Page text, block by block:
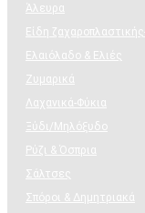
Άλευρα
Είδη
Ελαιόλαδο & Ελιές
Ζυμαρικά
Λαχανικά-Φύκια
Ξύδι/Μηλόξυδο
Ρύζι & Όσπρια
Σάλτσες
Σπόροι & Δημητριακά